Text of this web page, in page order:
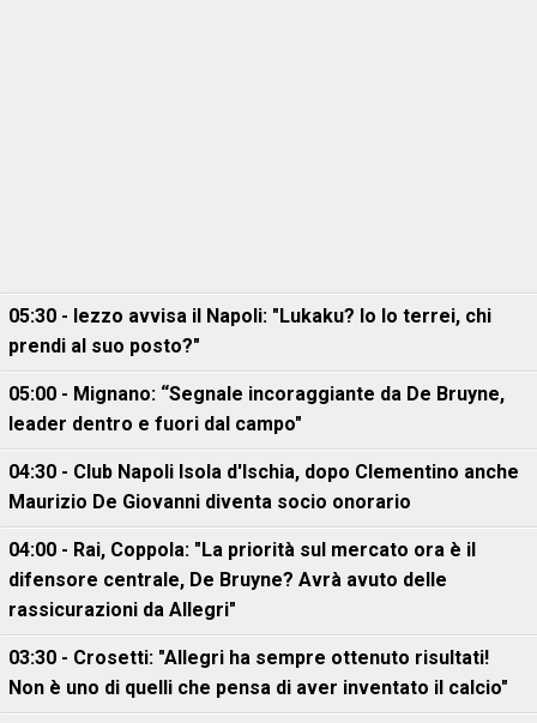
05:30 - Iezzo avvisa il Napoli: "Lukaku? Io lo terrei, chi
prendi al suo posto?"
05:00 - Mignano: “Segnale incoraggiante da De Bruyne,
leader dentro e fuori dal campo"
04:30 - Club Napoli Isola d'Ischia, dopo Clementino anche
Maurizio De Giovanni diventa socio onorario
04:00 - Rai, Coppola: "La priorità sul mercato ora è il
difensore centrale, De Bruyne? Avrà avuto delle
rassicurazioni da Allegri"
03:30 - Crosetti: "Allegri ha sempre ottenuto risultati!
Non è uno di quelli che pensa di aver inventato il calcio"